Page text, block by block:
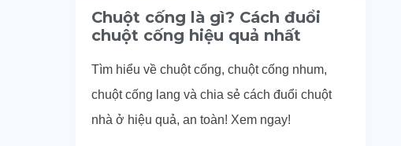
Chuột cống là gì? Cách đuổi
chuột cống hiệu quả nhất
Tìm hiểu về chuột cống, chuột cống nhum,
chuột cống lang và chia sẻ cách đuổi chuột
nhà ở hiệu quả, an toàn! Xem ngay!